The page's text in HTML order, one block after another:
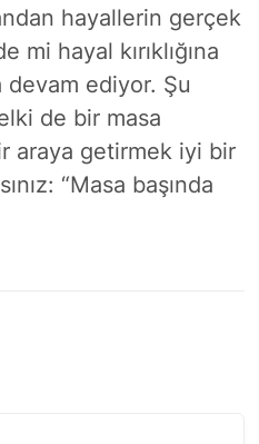
hayallerin gerçek
hayal kırıklığına
devam ediyor. Şu
de bir masa
araya getirmek iyi bir
“Masa başında